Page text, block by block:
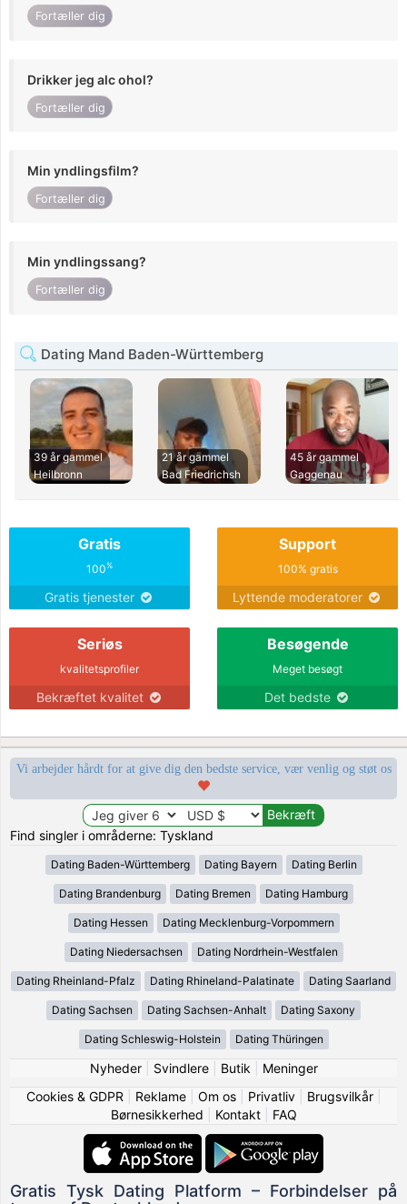
Fortæller dig
Drikker jeg alc ohol?
Fortæller dig
Min yndlingsfilm?
Fortæller dig
Min yndlingssang?
Fortæller dig
Dating Mand Baden-Württemberg
39 år gammel
Heilbronn
21 år gammel
Bad Friedrichsh
45 år gammel
Gaggenau
Gratis
100%
Gratis tjenester
Support
100% gratis
Lyttende moderatorer
Seriøs
kvalitetsprofiler
Bekræftet kvalitet
Besøgende
Meget besøgt
Det bedste
Vi arbejder hårdt for at give dig den bedste service, vær venlig og støt os
Find singler i områderne: Tyskland
Dating Baden-Württemberg Dating Bayern Dating Berlin
Dating Brandenburg Dating Bremen Dating Hamburg
Dating Hessen Dating Mecklenburg-Vorpommern
Dating Niedersachsen Dating Nordrhein-Westfalen
Dating Rheinland-Pfalz Dating Rhineland-Palatinate Dating Saarland
Dating Sachsen Dating Sachsen-Anhalt Dating Saxony
Dating Schleswig-Holstein Dating Thüringen
Nyheder| Svindlere| Butik
Meninger
Cookies & GDPR
Reklame| Om os| Privatliv| Brugsvilkår|
Børnesikkerhed
Kontakt| FAQ
Gratis Tysk Dating Platform – Forbindelser på